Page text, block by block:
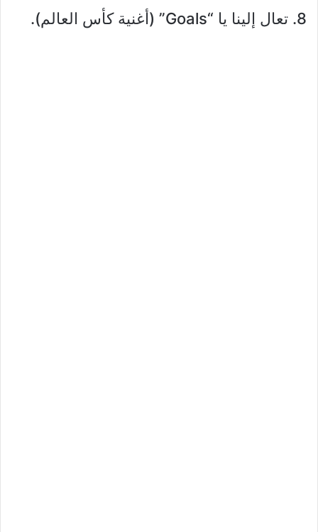
8. تعال إلينا يا “Goals” (أغنية كأس العالم).